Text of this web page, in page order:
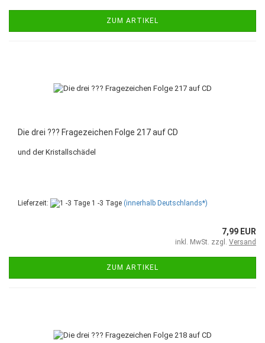
ZUM ARTIKEL
Die drei ??? Fragezeichen Folge 217 auf CD
und der Kristallschädel
Lieferzeit: 1 -3 Tage (innerhalb Deutschlands*)
7,99 EUR
inkl. MwSt. zzgl. Versand
ZUM ARTIKEL